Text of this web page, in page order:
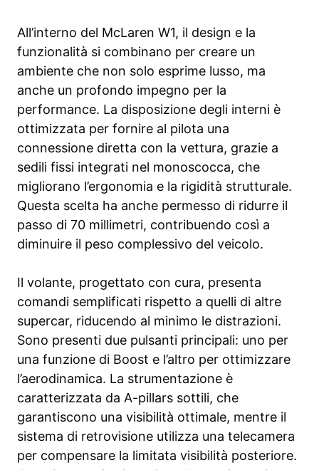
All’interno del McLaren W1, il design e la
funzionalità si combinano per creare un
ambiente che non solo esprime lusso, ma
anche un profondo impegno per la
performance. La disposizione degli interni è
ottimizzata per fornire al pilota una
connessione diretta con la vettura, grazie a
sedili fissi integrati nel monoscocca, che
migliorano l’ergonomia e la rigidità strutturale.
Questa scelta ha anche permesso di ridurre il
passo di 70 millimetri, contribuendo così a
diminuire il peso complessivo del veicolo.
Il volante, progettato con cura, presenta
comandi semplificati rispetto a quelli di altre
supercar, riducendo al minimo le distrazioni.
Sono presenti due pulsanti principali: uno per
una funzione di Boost e l’altro per ottimizzare
l’aerodinamica. La strumentazione è
caratterizzata da A-pillars sottili, che
garantiscono una visibilità ottimale, mentre il
sistema di retrovisione utilizza una telecamera
per compensare la limitata visibilità posteriore.